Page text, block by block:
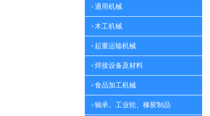
通用机械
木工机械
起重运输机械
焊接设备及材料
食品加工机械
轴承、工业轮、橡胶制品